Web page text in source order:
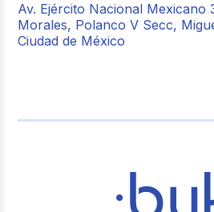
Av. Ejército Nacional Mexicano
Morales, Polanco V Secc,
Ciudad de México